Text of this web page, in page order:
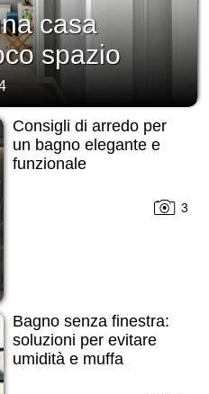
casa
spazio
Consigli di arredo per
un bagno elegante e
funzionale
3
Bagno senza finestra:
soluzioni per evitare
umidità e muffa